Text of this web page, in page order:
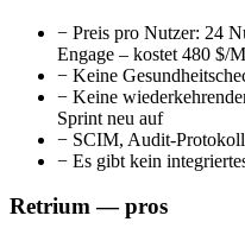
− Preis pro Nutzer: 24
Engage – kostet 480 $/
− Keine
− Keine
Sprint neu auf
− SCIM, Audit-
− Es gibt kein
Retrium — pros